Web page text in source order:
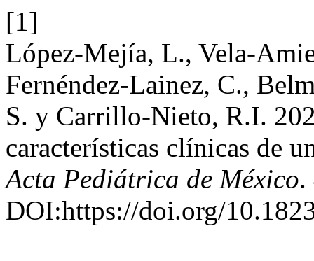
[1]
López-Mejía, L., Vela-
Fernéndez-Lainez, C.,
S. y Carrillo-Nieto, R.I.
características clínicas de
Acta Pediátrica de México.
DOI:https://doi.org/